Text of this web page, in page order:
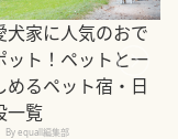
犬家に人気のおで
ット！ペットと一
めるペット宿・日
一覧
By equall編集部